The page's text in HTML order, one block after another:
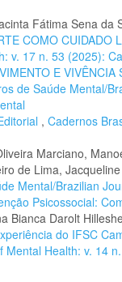
Fátima Sena da
COMO CUIDADO
v. 17 n. 53 (2025):
E
de Saúde Mental/
, Cadernos
Marciano,
de Lima,
Mental/Brazilian
Psicossocial:
Bianca Darolt
do IFSC
Mental Health: v. 14